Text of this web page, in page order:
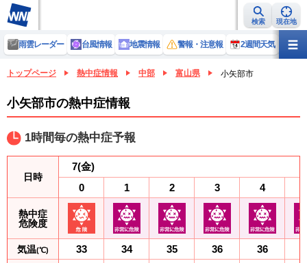
検索 現在地
雨雲レーダー 台風情報 地震情報 警報・注意報 2週間天気 ラ
トップページ 熱中症情報 中部 富山県 小矢部市
小矢部市の熱中症情報
1時間毎の熱中症予報
日時
熱中症
危険度
気温(℃)
7(金)
0
33
1
34
2
35
3
36
4
36